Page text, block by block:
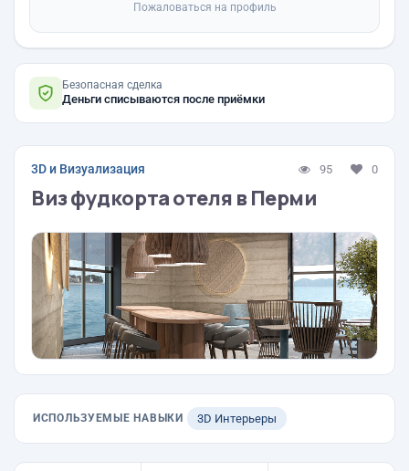
Пожаловаться на профиль
Безопасная сделка
Деньги списываются после приёмки
3D и Визуализация 95 0
Виз фудкорта отеля в Перми
ИСПОЛЬЗУЕМЫЕ НАВЫКИ 3D Интерьеры